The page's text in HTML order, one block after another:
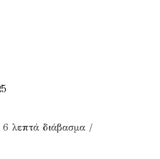
6 λεπτά διάβασμα